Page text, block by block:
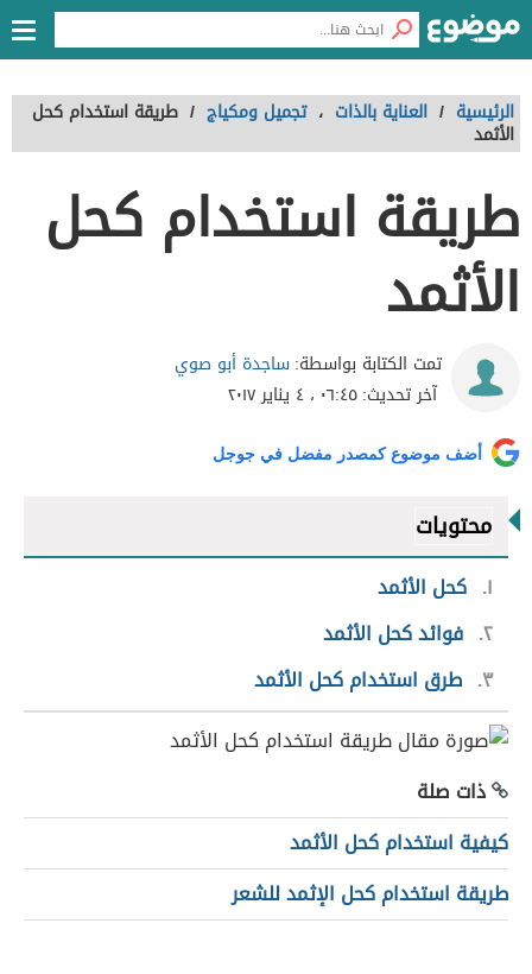
الرئيسية / العناية بالذات ، تجميل ومكياج / طريقة استخدام كحل
الأثمد
طريقة استخدام كحل
الأثمد
تمت الكتابة بواسطة:ساجدة أبو صوي
آخر تحديث:٠٦:٤٥ ، ٤ يناير ٢٠١٧
أضف موضوع كمصدر مفضل في جوجل
محتويات
١ كحل الأثمد
٢ فوائد كحل الأثمد
٣ طرق استخدام كحل الأثمد
ذات صلة
كيفية استخدام كحل الأثمد
طريقة استخدام كحل الإثمد للشعر